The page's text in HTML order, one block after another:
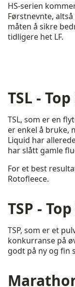
HS-serien
Førstnevnte,
måten å sikre
tidligere het LF.
TSL -
TSL, som er en
er enkel å bruke,
Liquid har
har slått gamle
For et best
Rotofleece.
TSP -
TSP, som er et
konkurranse på
godt på ny og fin